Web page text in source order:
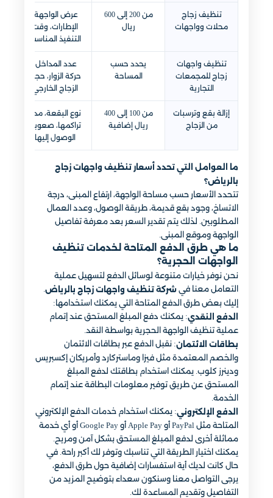
تنظيف زجاج
محلات وواجهات
من 200 إلى 600
ريال
عرض الواجهة،
الإطارات، وقت
التنفيذ المناسب
تنظيف واجهات
زجاج للمجمعات
التجارية
يحدد حسب
المساحة
عدد المداخل،
حركة الزوار، حجم
الزجاج الخارجي
إزالة بقع وترسبات
من الزجاج
من 100 إلى 400
ريال إضافية
نوع البقعة، مدة
تراكمها، صعوبة
الوصول إليها
ما العوامل التي تحدد أسعار تنظيف واجهات زجاج
بالرياض؟
تتحدد الأسعار حسب مساحة الواجهة، ارتفاع المبنى، درجة
الاتساخ، وجود بقع قديمة، طريقة الوصول، وعدد العمال
المطلوبين. لذلك يتم تقدير السعر بعد معرفة تفاصيل
الواجهة وموقع المبنى.
ما هي طرق الدفع المتاحة لخدمات تنظيف
الواجهات الحجرية؟
نحن نوفر خيارات متنوعة لوسائل الدفع لتسهيل عملية
التعامل معنا في شركة تنظيف واجهات زجاج بالرياض
إليك بعض طرق الدفع المتاحة التي يمكنك استخدامها:
الدفع النقدي: يمكنك دفع المبلغ المستحق عند إتمام
عملية تنظيف الواجهة الحجرية بواسطة النقد.
بطاقات الائتمان: نقبل الدفع عبر بطاقات الائتمان
والخصم المعتمدة مثل فيزا وماستركارد وأمريكان إكسبريس
ودينرز كلوب. يمكنك استخدام بطاقتك لدفع المبلغ
المستحق عن طريق توفير معلومات البطاقة عند إتمام
الخدمة.
الدفع الإلكتروني: يمكنك استخدام خدمات الدفع الإلكتروني
المتاحة مثل PayPal أو Apple Pay أو Google Pay أو أي خدمة
مماثلة أخرى لدفع المبلغ المستحق بشكل آمن ومريح.
يمكنك اختيار الطريقة التي تناسبك وتوفر لك أكبر راحة. في
حال كانت لديك أية استفسارات إضافية حول طرق الدفع،
يرجى التواصل معنا وسنكون سعداء بتوضيح المزيد من
التفاصيل وتقديم المساعدة لك.